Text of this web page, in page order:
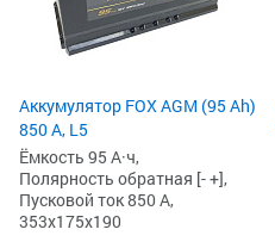
Аккумулятор FOX AGM (95 Ah)
850 А, L5
Ёмкость 95 А·ч,
Полярность обратная [- +],
Пусковой ток 850 А,
353x175x190